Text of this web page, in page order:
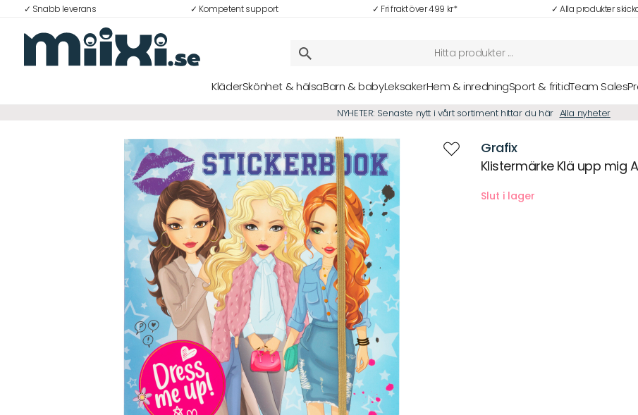
✓ Snabb leverans ✓ Kompetent support ✓ Fri frakt över 499 kr* ✓ Alla produkter
KläderSkönhet & hälsaBarn & babyLeksakerHem & inredningSport & fritidTeam Sales
Logga in
Ansök om att bli B2B-kund
NYHETER: Senaste nytt i vårt sortiment hittar du här Alla nyheter
Grafix
Klistermärke Klä upp mig